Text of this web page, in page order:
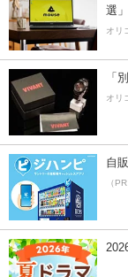
選」
オリ
「
オリ
自
（